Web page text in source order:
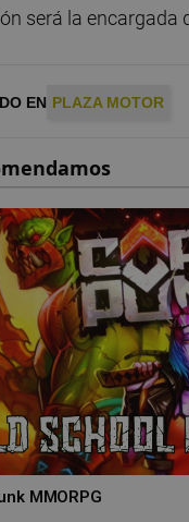
será la encargada
EN PLAZA MOTOR
MMORPG